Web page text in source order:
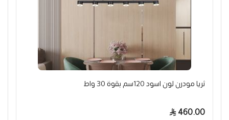
ثريا مودرن لون اسود 120سم بقوة 30 واط
460.00